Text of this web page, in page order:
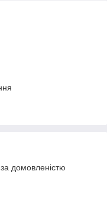
домовленістю